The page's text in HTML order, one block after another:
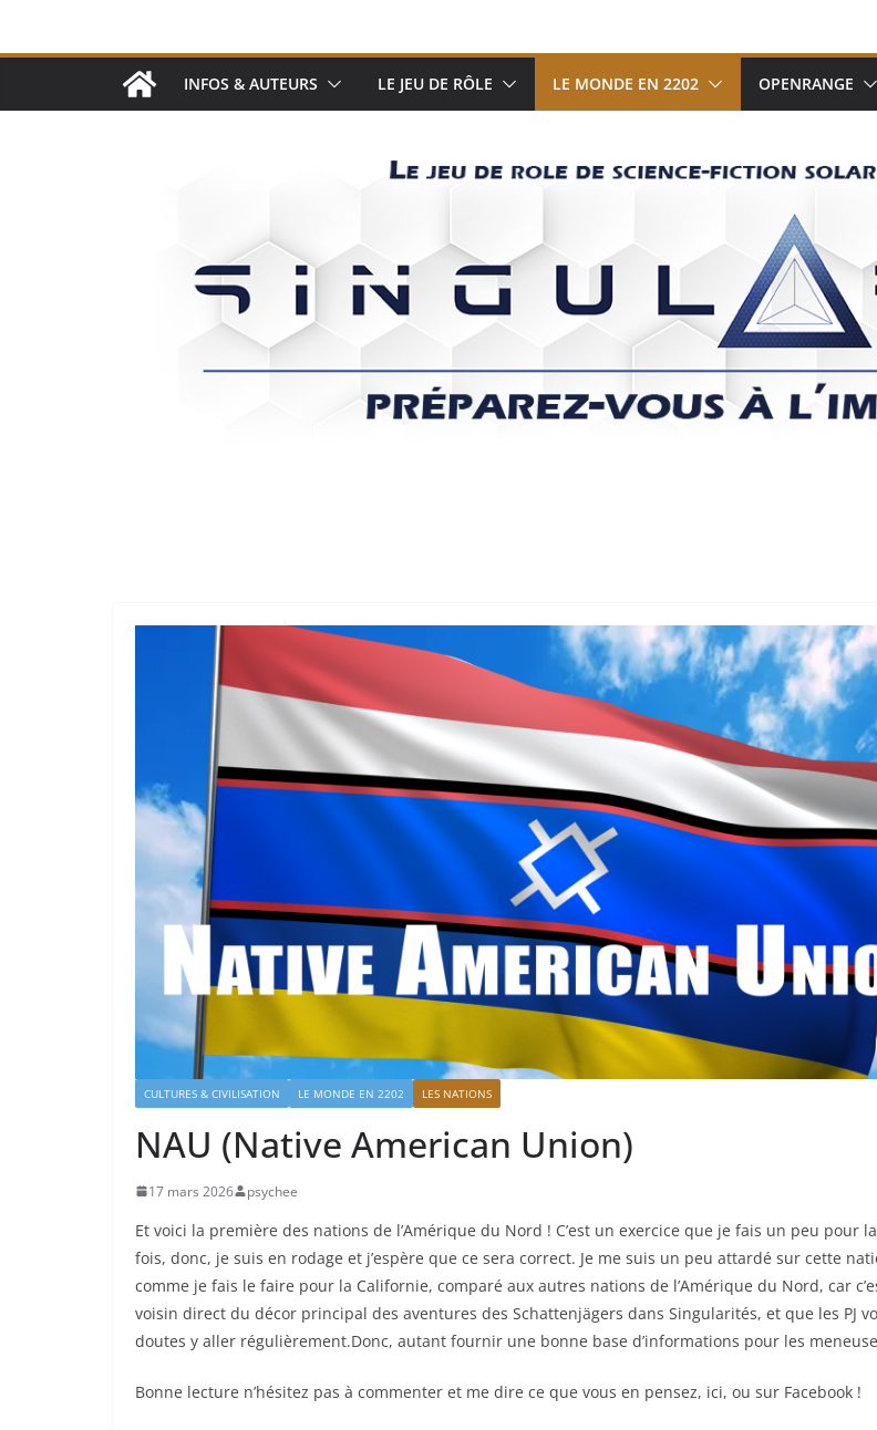
INFOS & AUTEURS LE JEU DE RÔLE LE MONDE EN 2202 OPENRANGE
CULTURES & CIVILISATION LE MONDE EN 2202 LES NATIONS
NAU (Native American Union)
17 mars 2026 psychee
Et voici la première des nations de l’Amérique du Nord ! C’est un exercice que je fais un peu pour
fois, donc, je suis en rodage et j’espère que ce sera correct. Je me suis un peu attardé sur cette
comme je fais le faire pour la Californie, comparé aux autres nations de l’Amérique du Nord, car
voisin direct du décor principal des aventures des Schattenjägers dans Singularités, et que les PJ
doutes y aller régulièrement.Donc, autant fournir une bonne base d’informations pour les
Bonne lecture n’hésitez pas à commenter et me dire ce que vous en pensez, ici, ou sur Facebook !